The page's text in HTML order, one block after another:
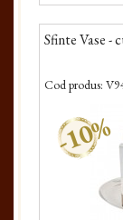
Sfinte Vase -
Cod produs:
-10%